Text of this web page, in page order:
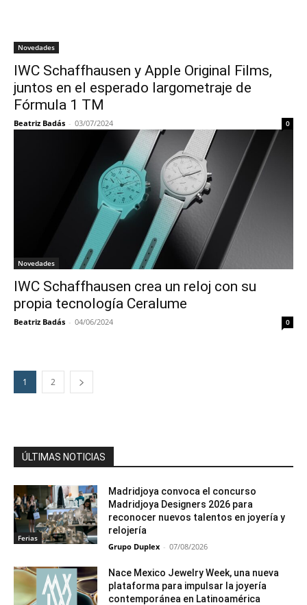
Novedades
IWC Schaffhausen y Apple Original Films,
juntos en el esperado largometraje de
Fórmula 1 TM
Beatriz Badás - 03/07/2024 0
Novedades
IWC Schaffhausen crea un reloj con su
propia tecnología Ceralume
Beatriz Badás - 04/06/2024 0
1 2
ÚLTIMAS NOTICIAS
Ferias
Madridjoya convoca el concurso
Madridjoya Designers 2026 para
reconocer nuevos talentos en joyería y
relojería
Grupo Duplex - 07/08/2026
Nace Mexico Jewelry Week, una nueva
plataforma para impulsar la joyería
contemporánea en Latinoamérica